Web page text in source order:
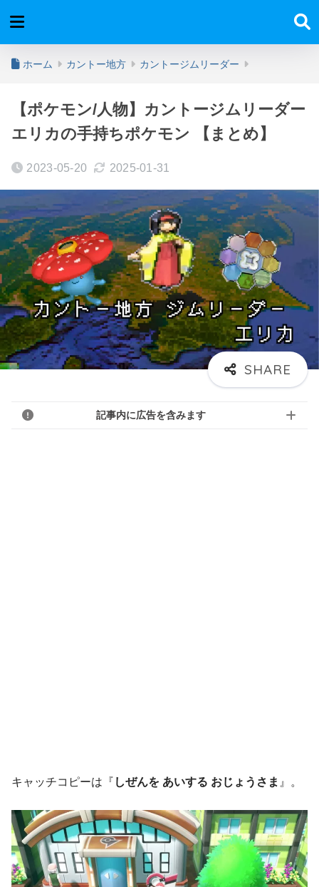
ホーム カントー地方 カントージムリーダー
【ポケモン/人物】カントージムリーダー
エリカの手持ちポケモン 【まとめ】
2023-05-20 2025-01-31
記事内に広告を含みます
キャッチコピーは『 しぜんを あいする おじょうさま 』。